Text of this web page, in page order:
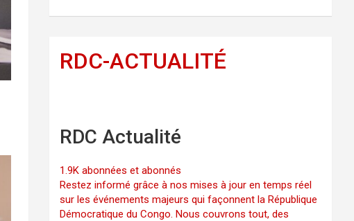
RDC-ACTUALITÉ
RDC Actualité
1.9K abonnées et abonnés
Restez informé grâce à nos mises à jour en temps réel
sur les événements majeurs qui façonnent la République
Démocratique du Congo. Nous couvrons tout, des